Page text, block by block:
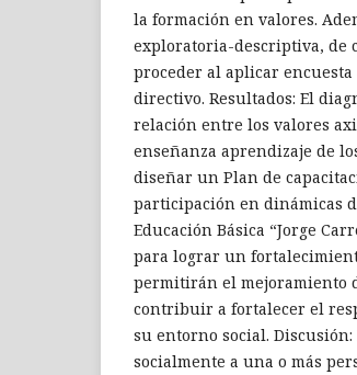
la formación en valores.
exploratoria-descriptiva, de
proceder al aplicar
directivo. Resultados: El
relación entre los valores
enseñanza aprendizaje de
diseñar un Plan de
participación en dinámicas
Educación Básica “Jorge
para lograr un
permitirán el mejoramiento
contribuir a fortalecer el
su entorno social.
socialmente a una o más